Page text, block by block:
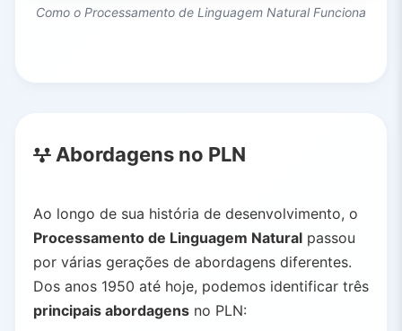
Como o Processamento de Linguagem Natural Funciona
Abordagens no PLN
Ao longo de sua história de desenvolvimento, o
Processamento de Linguagem Natural passou
por várias gerações de abordagens diferentes.
Dos anos 1950 até hoje, podemos identificar três
principais abordagens no PLN: